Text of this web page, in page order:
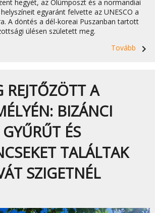
hegyét, az Olümposzt és a normandiai
egyaránt felvette az UNESCO a
A döntés a dél-koreai Puszanban tartott
ülésen született meg.
Tovább
navigate_next
REJTŐZÖTT A
BIZÁNCI
ÉS
TALÁLTAK
SZIGETNÉL